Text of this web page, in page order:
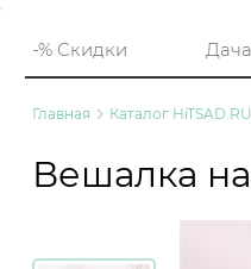
-% Скидки
Главная Каталог HiTSAD.RU
Вешалка